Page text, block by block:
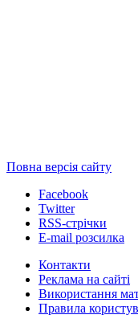
Повна версія сайту
Facebook
Twitter
RSS-стрічки
E-mail розсилка
Контакти
Реклама на сайті
Використання
Правила